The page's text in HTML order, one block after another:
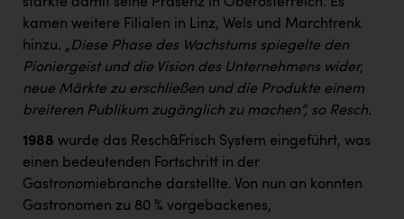
kamen weitere Filialen in Linz, Wels und Marchtrenk
hinzu. „Diese Phase des Wachstums spiegelte den
Pioniergeist und die Vision des Unternehmens wider,
neue Märkte zu erschließen und die Produkte einem
breiteren Publikum zugänglich zu machen“, so Resch.
1988 wurde das Resch&Frisch System eingeführt, was
einen bedeutenden Fortschritt in der
Gastronomiebranche darstellte. Von nun an konnten
Gastronomen zu 80 % vorgebackenes,